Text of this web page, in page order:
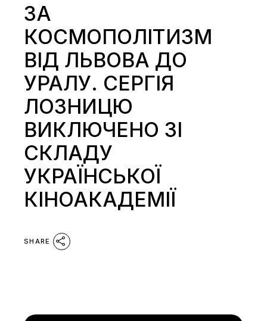
ЗА
КОСМОПОЛІТИЗМ
ВІД ЛЬВОВА ДО
УРАЛУ. СЕРГІЯ
ЛОЗНИЦЮ
ВИКЛЮЧЕНО ЗІ
СКЛАДУ
УКРАЇНСЬКОЇ
КІНОАКАДЕМІЇ
SHARE